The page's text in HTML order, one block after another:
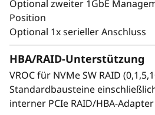
u
n
d
Z
Ausfallzeiten zu vermeiden,
und GPU-Auslastung
Der SR650a V4 wurde für
Workloads entwickelt und
GPU-Dichte und Effizienz,
beschleunigen.
Predictive Failure
Optional zweiter 1GbE
Position
Optional 1x serieller Anschluss
HBA/RAID-Unterstützung
VROC für NVMe SW RAID
Standardbausteine
interner PCIe RAID/HBA-Adapter